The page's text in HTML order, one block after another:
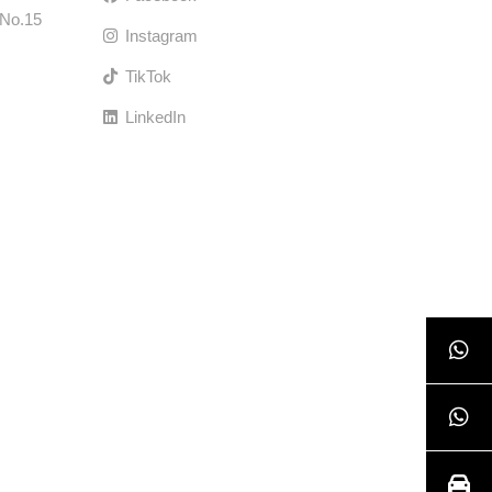
Instagram
TikTok
LinkedIn